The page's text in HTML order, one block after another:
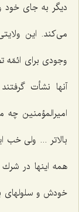
دیگر به جای خود
می‌كند. این
وجودی برای ائمّه
آنها نشأت
امیرالمؤمنین
بالاتر ... ولی خب
همه اینها در
خودش و سلولهای